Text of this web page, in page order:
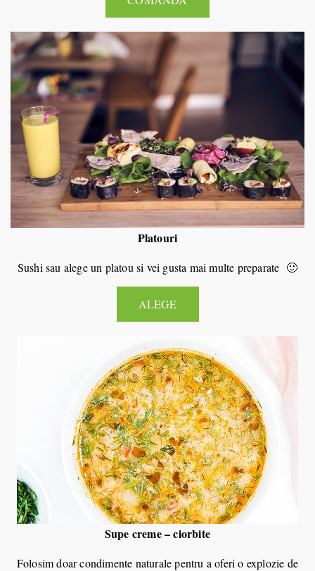
Platouri
Sushi sau alege un platou si vei gusta mai multe preparate 🙂
ALEGE
Supe creme – ciorbite
Folosim doar condimente naturale pentru a oferi o explozie de